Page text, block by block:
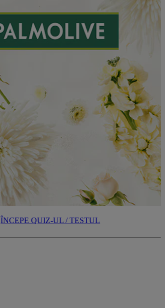
ÎNCEPE QUIZ-UL / TESTUL